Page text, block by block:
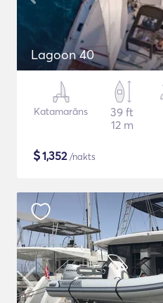
Lagoon 40
Katamarāns
39 ft
12 m
$1,352/nakts